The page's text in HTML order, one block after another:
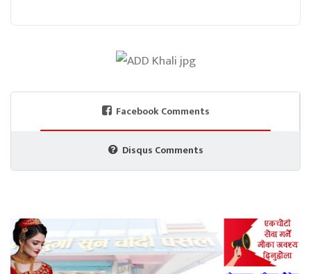
Facebook Comments
Disqus Comments